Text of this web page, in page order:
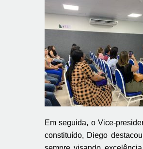
Em seguida, o Vice-
constituído, Diego